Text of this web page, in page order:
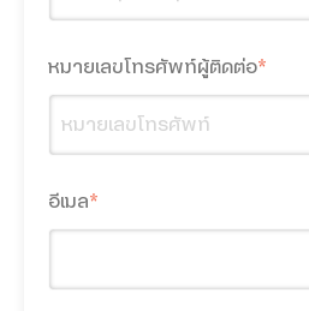
Multimedia Messaging
Workspace for Education
หมายเลขโทรศัพท์ผู้ติดต่อ*
อีเมล*